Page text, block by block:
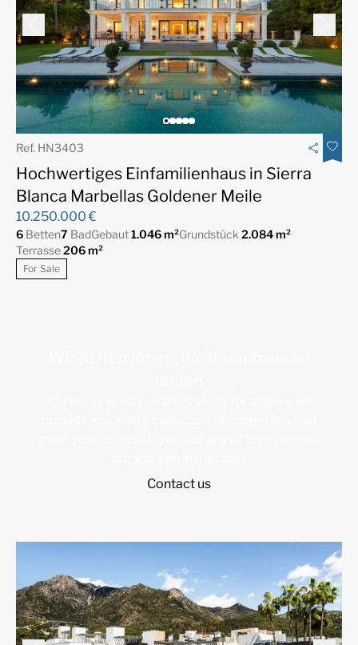
Ref. HN3403
Hochwertiges Einfamilienhaus in Sierra
Blanca Marbellas Goldener Meile
10.250.000 €
6 Betten7 BadGebaut1.046 m²Grundstück 2.084 m²
Terrasse206 m²
For Sale
Contact us